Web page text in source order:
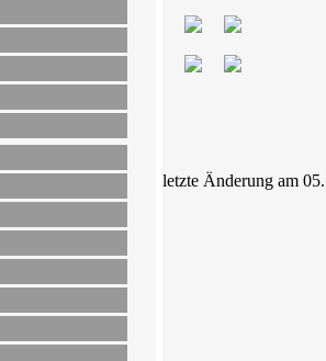
letzte Änderung am